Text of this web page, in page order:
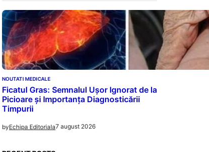
NOUTATI MEDICALE
Ficatul Gras: Semnalul Ușor Ignorat de la
Picioare și Importanța Diagnosticării
Timpurii
byEchipa Editoriala7 august 2026